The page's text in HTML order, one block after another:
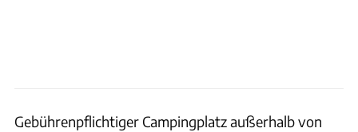
Gebührenpflichtiger Campingplatz außerhalb von